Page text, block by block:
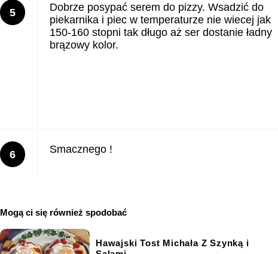
5
Dobrze posypać serem do pizzy. Wsadzić do
piekarnika i piec w temperaturze nie wiecej jak
150-160 stopni tak długo aż ser dostanie ładny
brązowy kolor.
6 Smacznego !
Mogą ci się również spodobać
Hawajski Tost Michała Z Szynką i